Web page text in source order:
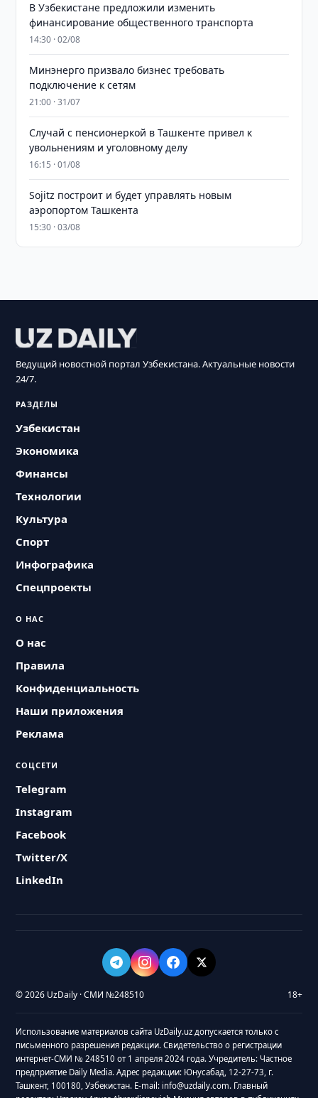
В Узбекистане предложили изменить
финансирование общественного транспорта
14:30 · 02/08
Минэнерго призвало бизнес требовать
подключение к сетям
21:00 · 31/07
Случай с пенсионеркой в Ташкенте привел к
увольнениям и уголовному делу
16:15 · 01/08
Sojitz построит и будет управлять новым
аэропортом Ташкента
15:30 · 03/08
Ведущий новостной портал Узбекистана. Актуальные новости
24/7.
РАЗДЕЛЫ
Узбекистан
Экономика
Финансы
Технологии
Культура
Спорт
Инфографика
Спецпроекты
О НАС
О нас
Правила
Конфиденциальность
Наши приложения
Реклама
СОЦСЕТИ
Telegram
Instagram
Facebook
Twitter/X
LinkedIn
© 2026 UzDaily · СМИ №248510 18+
Использование материалов сайта UzDaily.uz допускается только с
письменного разрешения редакции. Свидетельство о регистрации
интернет-СМИ № 248510 от 1 апреля 2024 года. Учредитель: Частное
предприятие Daily Media. Адрес редакции: Юнусабад, 12-27-73, г.
Ташкент, 100180, Узбекистан. E-mail: info@uzdaily.com. Главный